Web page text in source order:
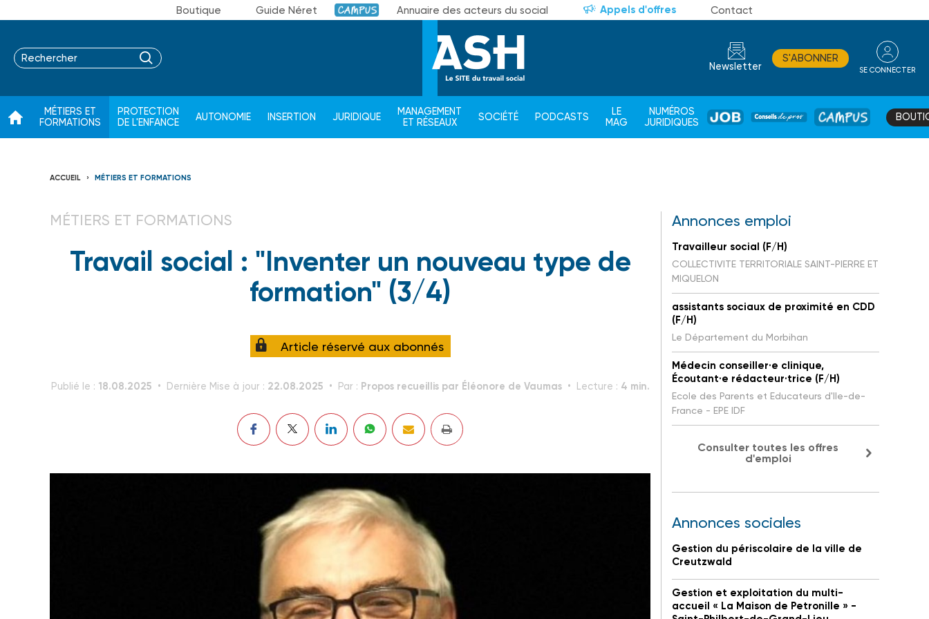
Boutique Guide Néret Campus Annuaire des acteurs du social Appels d'offres Contact
Newsletter
S'ABONNER
SE CONNECTER
MÉTIERS ET
FORMATIONS
PROTECTION
DE L'ENFANCE
AUTONOMIE INSERTION JURIDIQUE
MANAGEMENT
ET RÉSEAUX
SOCIÉTÉ PODCASTS
LE
MAG
NUMÉROS
JURIDIQUES
JOB
DE
CAMPUS
ACCUEIL MÉTIERS ET FORMATIONS
MÉTIERS ET FORMATIONS
Travail social : "Inventer un nouveau type de
formation" (3/4)
Article réservé aux abonnés
Publié le : 18.08.2025 Dernière Mise à jour : 22.08.2025 Par : Propos recueillis par Éléonore de Vaumas Lecture : 4 min.
Annonces emploi
Travailleur social (F/H)
COLLECTIVITE TERRITORIALE SAINT-PIERRE ET
MIQUELON
assistants sociaux de proximité en CDD
(F/H)
Le Département du Morbihan
Médecin conseiller·e clinique,
Écoutant·e rédacteur·trice (F/H)
Ecole des Parents et Educateurs d'Ile-de-
France - EPE IDF
Consulter toutes les offres
d'emploi
Annonces sociales
Gestion du périscolaire de la ville de
Creutzwald
Gestion et exploitation du multi-
accueil « La Maison de Petronille » -